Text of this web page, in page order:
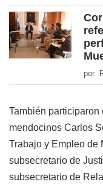
por
También
mendocinos Carlos
Trabajo y Empleo de
subsecretario de
subsecretario de